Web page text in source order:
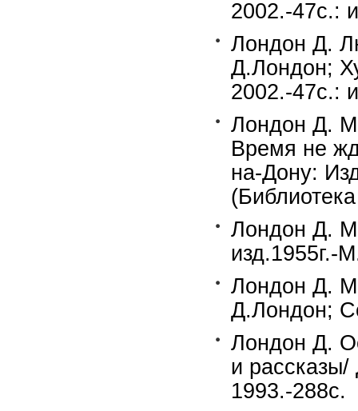
2002.-47c.:
Лондон Д.
Д.Лондон;
2002.-47c.:
Лондон Д.
Время не
на-Дону:
Лондон Д.
изд.1955г.-
Лондон Д.
Д.Лондон;
Лондон Д.
и
1993.-288c.